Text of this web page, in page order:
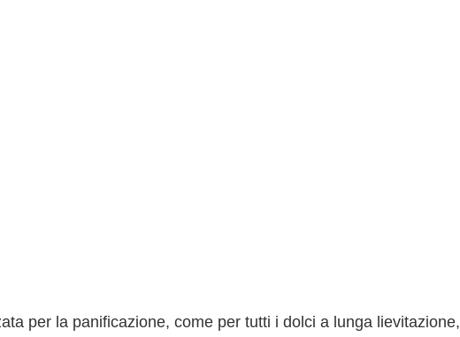
per la panificazione, come per tutti i dolci a lunga lievitazione,